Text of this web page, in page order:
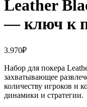
Leather
— ключ к
3.970₽
Набор для покера
захватывающее
количеству игроков и
динамики и стратегии.